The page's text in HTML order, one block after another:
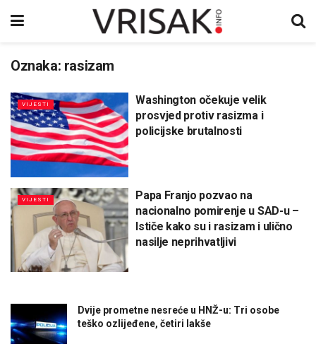
Oznaka: rasizam
VIJESTI
Washington očekuje velik
prosvjed protiv rasizma i
policijske brutalnosti
VIJESTI
Papa Franjo pozvao na
nacionalno pomirenje u SAD-u –
Ističe kako su i rasizam i ulično
nasilje neprihvatljivi
Dvije prometne nesreće u HNŽ-u: Tri osobe
teško ozlijeđene, četiri lakše